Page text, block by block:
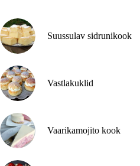
Suussulav sidrunikook
Vastlakuklid
Vaarikamojito kook